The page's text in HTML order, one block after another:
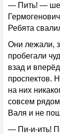
— Пить! —
Ребята
Они лежали,
пробегали
взад и
проспектов.
на них
совсем
Валя и не
— Пи-и-ить!